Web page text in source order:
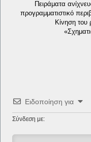
Πειράματα
προγραμματιστικό
Κίνηση
Ειδοποίηση για
Σύνδεση με: